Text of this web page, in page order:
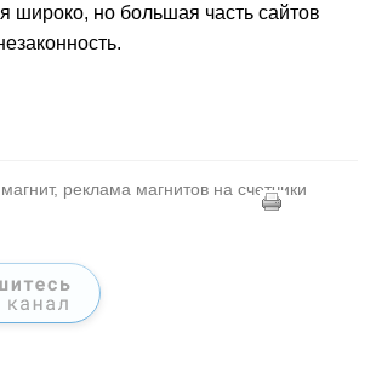
широко, но большая часть сайтов
реклама магнитов на счетчики